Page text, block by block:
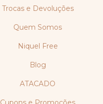
Trocas e Devoluções
Quem Somos
Niquel Free
Blog
ATACADO